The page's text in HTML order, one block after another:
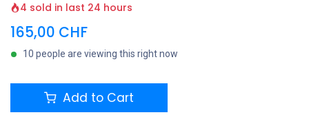
4 sold in last 24 hours
165,00 CHF
10 people are viewing this right now
Add to Cart